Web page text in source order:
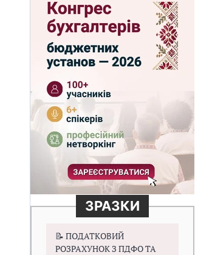
ЗРАЗКИ
📝 ПОДАТКОВИЙ
РОЗРАХУНОК З ПДФО ТА